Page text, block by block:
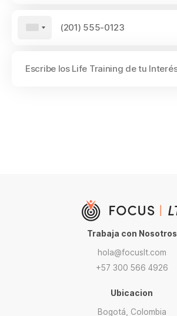
Trabaja con Nosotros
hola@focuslt.com
+57 300 566 4926
Ubicacion
Bogotá, Colombia